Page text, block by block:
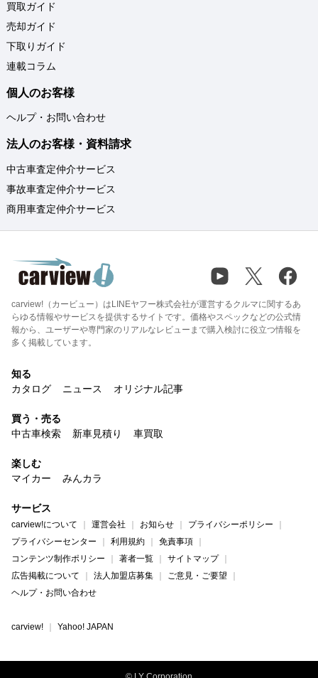
買取ガイド
売却ガイド
下取りガイド
連載コラム
個人のお客様
ヘルプ・お問い合わせ
法人のお客様・資料請求
中古車査定仲介サービス
事故車査定仲介サービス
商用車査定仲介サービス
carview!（カービュー）はLINEヤフー株式会社が運営するクルマに関するあ
らゆる情報やサービスを提供するサイトです。価格やスペックなどの公式情
報から、ユーザーや専門家のリアルなレビューまで購入検討に役立つ情報を
多く掲載しています。
知る
カタログ
ニュース オリジナル記事
買う・売る
中古車検索
新車見積り 車買取
楽しむ
マイカー
みんカラ
サービス
carview!について 運営会社 お知らせ
プライバシーポリシー
プライバシーセンター
利用規約
免責事項
コンテンツ制作ポリシー
著者一覧
サイトマップ
広告掲載について
法人加盟店募集
ご意見・ご要望
ヘルプ・お問い合わせ
carview! Yahoo! JAPAN